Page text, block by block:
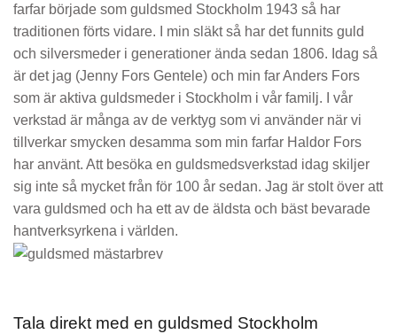
farfar började som guldsmed Stockholm 1943 så har
traditionen förts vidare.
I min släkt så har det funnits guld
och silversmeder i generationer ända sedan 1806. Idag så
är det jag (Jenny Fors Gentele) och min far Anders Fors
som är aktiva guldsmeder i Stockholm i vår familj.
I vår
verkstad är många av de verktyg som vi använder när vi
tillverkar smycken desamma som min farfar Haldor Fors
har använt. Att besöka en guldsmedsverkstad idag skiljer
sig inte så mycket från för 100 år sedan. Jag är stolt över att
vara guldsmed och ha ett av de äldsta och bäst bevarade
hantverksyrkena i världen.
Tala direkt med en guldsmed Stockholm